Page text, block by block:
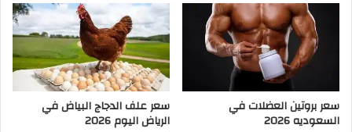
سعر بروتين العضلات في
السعوديه 2026
سعر علف الدجاج البياض في
الرياض اليوم 2026